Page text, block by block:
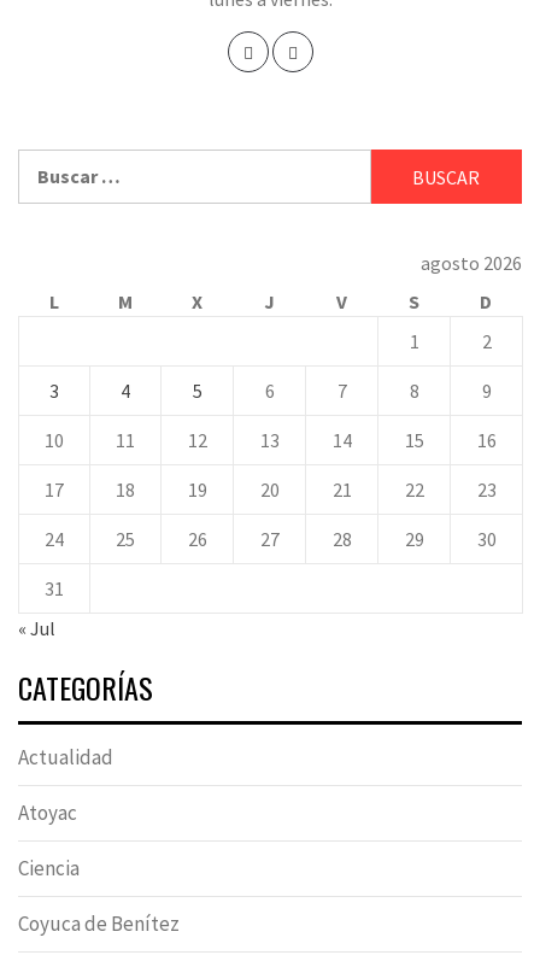
agosto 2026
L
M X J V S
D
1
2
3 4 5 6 7 8 9
10 11 12 13 14 15 16
17 18 19 20 21 22 23
24 25 26 27 28 29 30
31
« Jul
CATEGORÍAS
Actualidad
Atoyac
Ciencia
Coyuca de Benítez